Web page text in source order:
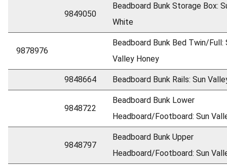
9849050
Beadboard Bunk Storage Box:
White
9878976
Beadboard Bunk Bed Twin/Full:
Valley Honey
9848664 Beadboard Bunk Rails: Sun
9848722
Beadboard Bunk Lower
Headboard/Footboard: Sun
9848797
Beadboard Bunk Upper
Headboard/Footboard: Sun